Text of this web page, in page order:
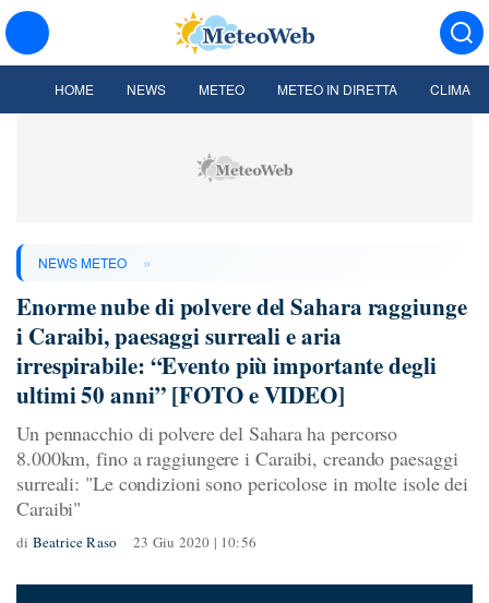
HOME NEWS METEO METEO IN DIRETTA CLIMA
NEWS METEO »
Enorme nube di polvere del Sahara raggiunge
i Caraibi, paesaggi surreali e aria
irrespirabile: “Evento più importante degli
ultimi 50 anni” [FOTO e VIDEO]
Un pennacchio di polvere del Sahara ha percorso
8.000km, fino a raggiungere i Caraibi, creando paesaggi
surreali: "Le condizioni sono pericolose in molte isole dei
Caraibi"
di Beatrice Raso 23 Giu 2020 | 10:56